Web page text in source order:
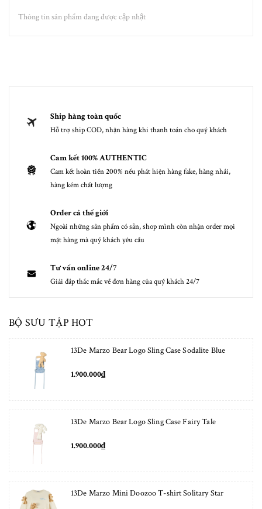
Thông tin sản phẩm đang được cập nhật
Ship hàng toàn quốc
Hỗ trợ ship COD, nhận hàng khi thanh toán cho quý khách
Cam kết 100% AUTHENTIC
Cam kết hoàn tiền 200% nếu phát hiện hàng fake, hàng nhái,
hàng kém chất lượng
Order cả thế giới
Ngoài những sản phẩm có sẵn, shop mình còn nhận order mọi
mặt hàng mà quý khách yêu cầu
Tư vấn online 24/7
Giải đáp thắc mắc về đơn hàng của quý khách 24/7
BỘ SƯU TẬP HOT
13De Marzo Bear Logo Sling Case Sodalite Blue
1.900.000₫
13De Marzo Bear Logo Sling Case Fairy Tale
1.900.000₫
13De Marzo Mini Doozoo T-shirt Solitary Star